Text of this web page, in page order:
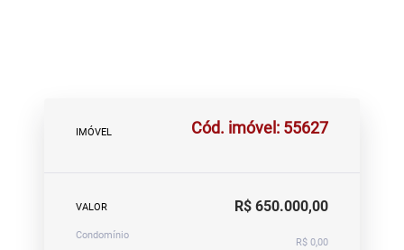
IMÓVEL Cód. imóvel: 55627
VALOR R$ 650.000,00
Condomínio
R$ 0,00